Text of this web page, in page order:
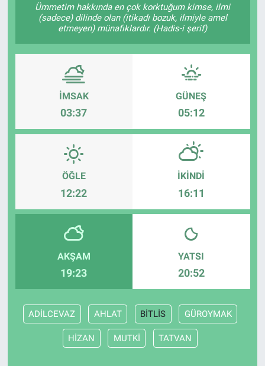
Ümmetim hakkında en çok korktuğum kimse, ilmi
(sadece) dilinde olan (itikadı bozuk, ilmiyle amel
etmeyen) münafıklardır. (Hadis-i şerif)
İMSAK
03:37
GÜNEŞ
05:12
ÖĞLE
12:22
İKINDI
16:11
AKŞAM
19:23
YATSI
20:52
ADİLCEVAZ AHLAT BİTLİS GÜROYMAK
HİZAN MUTKİ TATVAN
Özel Haber
Kültür Sanat
Eğitim
Ekonomi
Şambayat Haber